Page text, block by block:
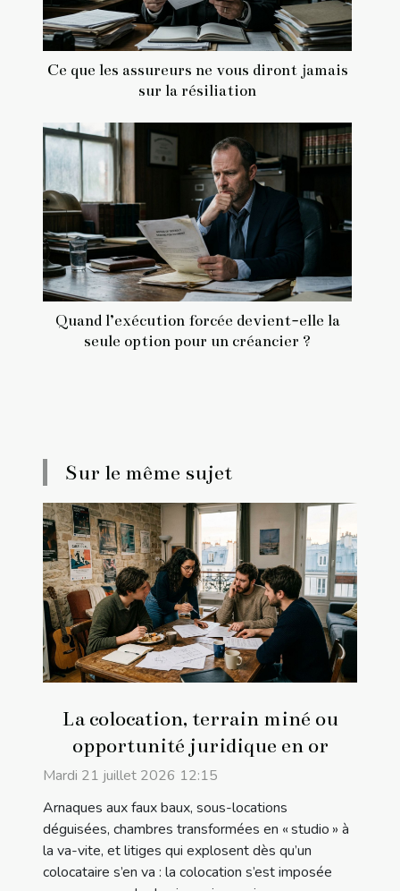
Ce que les assureurs ne vous diront jamais
sur la résiliation
Quand l’exécution forcée devient-elle la
seule option pour un créancier ?
Sur le même sujet
La colocation, terrain miné ou
opportunité juridique en or
Mardi 21 juillet 2026 12:15
Arnaques aux faux baux, sous-locations
déguisées, chambres transformées en « studio » à
la va-vite, et litiges qui explosent dès qu’un
colocataire s’en va : la colocation s’est imposée